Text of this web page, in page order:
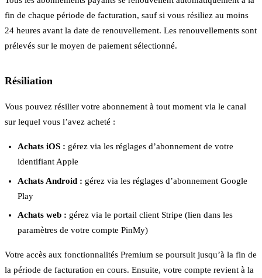
fin de chaque période de facturation, sauf si vous résiliez au moins
24 heures avant la date de renouvellement. Les renouvellements sont
prélevés sur le moyen de paiement sélectionné.
Résiliation
Vous pouvez résilier votre abonnement à tout moment via le canal
sur lequel vous l’avez acheté :
Achats iOS : gérez via les réglages d’abonnement de votre
identifiant Apple
Achats Android : gérez via les réglages d’abonnement Google
Play
Achats web : gérez via le portail client Stripe (lien dans les
paramètres de votre compte PinMy)
Votre accès aux fonctionnalités Premium se poursuit jusqu’à la fin de
la période de facturation en cours. Ensuite, votre compte revient à la